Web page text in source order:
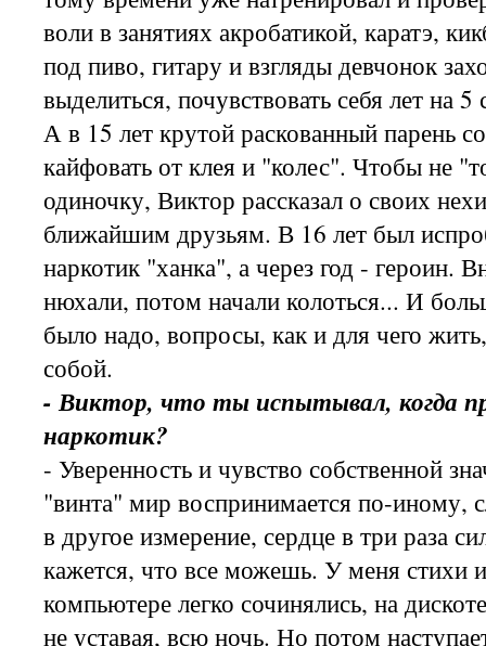
воли в занятиях акробатикой, каратэ,
под пиво, гитару и взгляды девчонок
выделиться, почувствовать себя лет на
А в 15 лет крутой раскованный парень
кайфовать от клея и "колес". Чтобы не
одиночку, Виктор рассказал о своих
ближайшим друзьям. В 16 лет был
наркотик "ханка", а через год - героин.
нюхали, потом начали колоться... И
было надо, вопросы, как и для чего
собой.
- Виктор, что ты испытывал, когда
наркотик?
- Уверенность и чувство собственной
"винта" мир воспринимается по-иному,
в другое измерение, сердце в три раза
кажется, что все можешь. У меня стихи
компьютере легко сочинялись, на
не уставая, всю ночь. Но потом